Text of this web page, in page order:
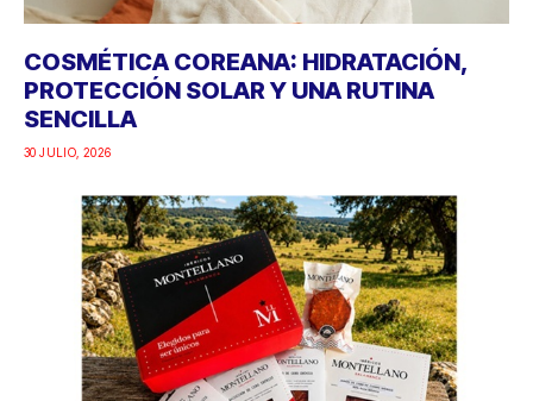
COSMÉTICA COREANA: HIDRATACIÓN,
PROTECCIÓN SOLAR Y UNA RUTINA
SENCILLA
30 JULIO, 2026